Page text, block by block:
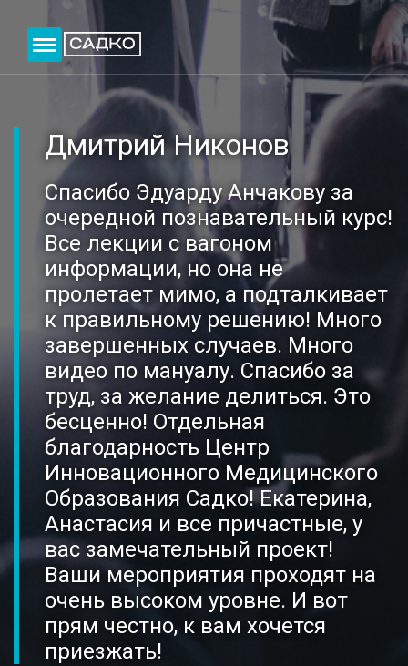
Меню
О центре
Курсы
Хирургия и
Ортопедия
Ортодонтия
Детская
Общая
Управление
Лекторы
Партнеры
НЦ ДПО
Галерея
Контакты
Дмитрий Никонов
Спасибо Эдуарду Анчакову за
очередной познавательный курс!
Все лекции с вагоном
информации, но она не
пролетает мимо, а подталкивает
к правильному решению! Много
завершенных случаев. Много
видео по мануалу. Спасибо за
труд, за желание делиться. Это
бесценно! Отдельная
благодарность Центр
Инновационного Медицинского
Образования Садко! Екатерина,
Анастасия и все причастные, у
вас замечательный проект!
Ваши мероприятия проходят на
очень высоком уровне. И вот
прям честно, к вам хочется
приезжать!